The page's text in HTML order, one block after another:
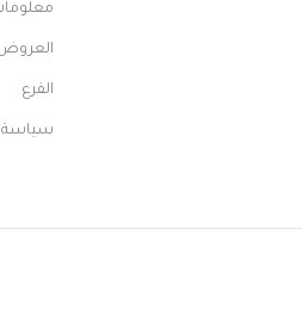
الفرع
سياسة